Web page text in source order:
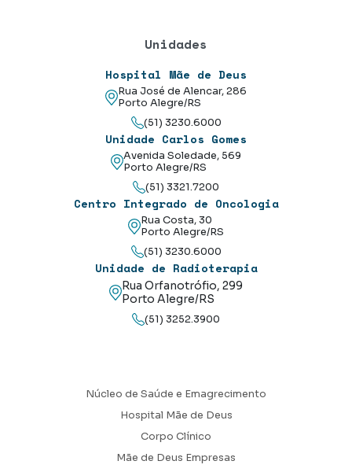
Unidades
Hospital Mãe de Deus
Rua José de Alencar, 286
Porto Alegre/RS
(51) 3230.6000
Unidade Carlos Gomes
Avenida Soledade, 569
Porto Alegre/RS
(51) 3321.7200
Centro Integrado de Oncologia
Rua Costa, 30
Porto Alegre/RS
(51) 3230.6000
Unidade de Radioterapia
Rua Orfanotrófio, 299
Porto Alegre/RS
(51) 3252.3900
Núcleo de Saúde e Emagrecimento
Hospital Mãe de Deus
Corpo Clínico
Mãe de Deus Empresas